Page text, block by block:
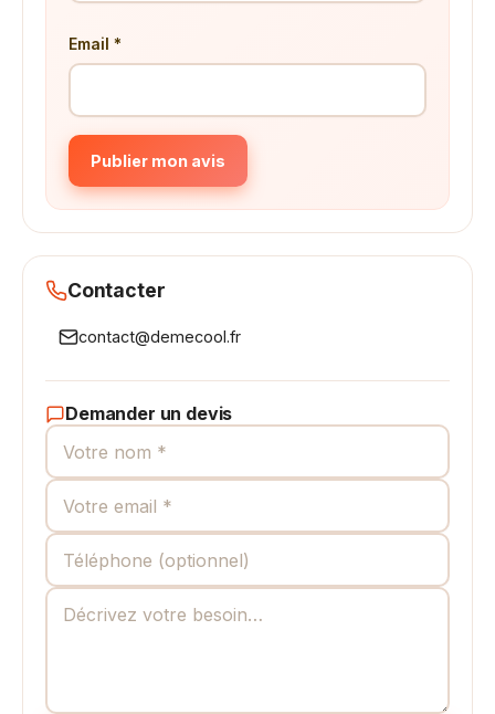
Email *
Publier mon avis
Contacter
contact@demecool.fr
Demander un devis